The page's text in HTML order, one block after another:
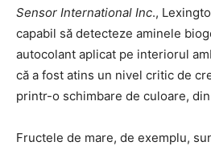
Sensor International Inc.,
capabil să detecteze aminele
autocolant aplicat pe interiorul
că a fost atins un nivel critic de
printr-o schimbare de culoare,
Fructele de mare, de exemplu,